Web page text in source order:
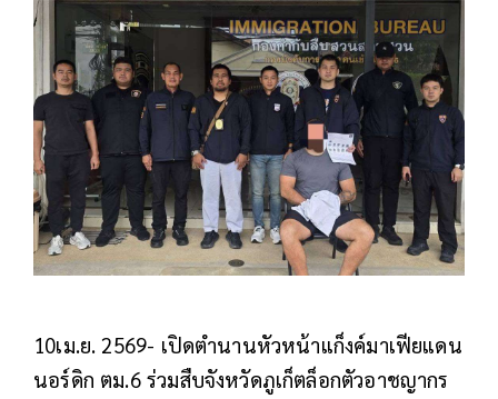
10เม.ย. 2569- เปิดตำนานหัวหน้าแก็งค์มาเฟียแดน
นอร์ดิก ตม.6 ร่วมสืบจังหวัดภูเก็ตล็อกตัวอาชญากร